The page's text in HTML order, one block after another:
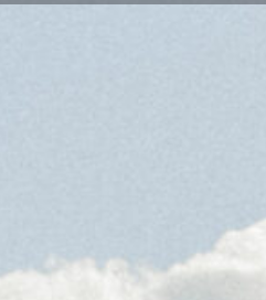
Weihnachten 24/25